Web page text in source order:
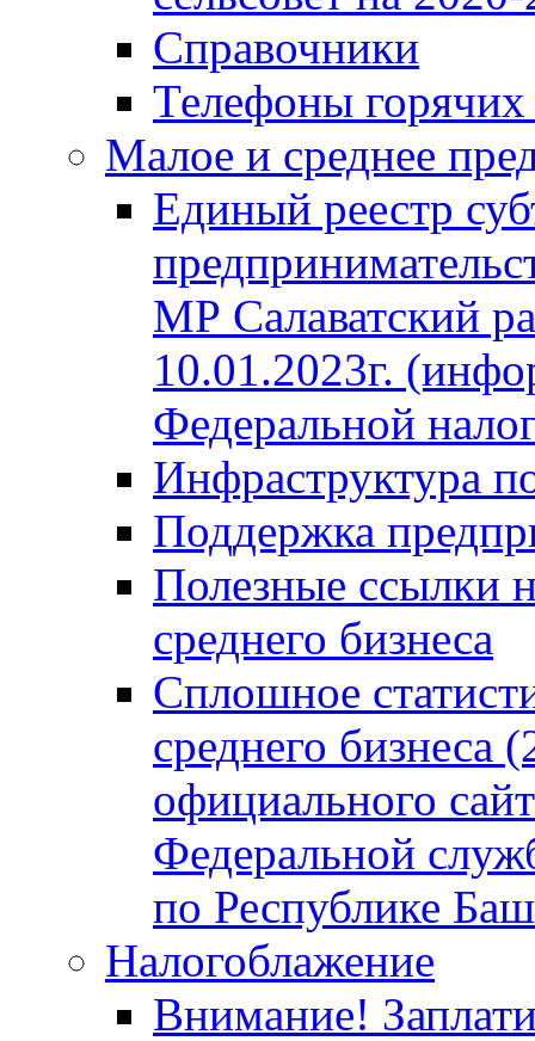
Справочники
Телефоны
Малое и среднее
Единый реестр
МР Салаватский
10.01.2023г.
Федеральной
Инфраструктура
Поддержка
Полезные ссылки
среднего бизнеса
Сплошное
среднего бизнеса
официального
Федеральной
по Республике
Налогоблажение
Внимание!